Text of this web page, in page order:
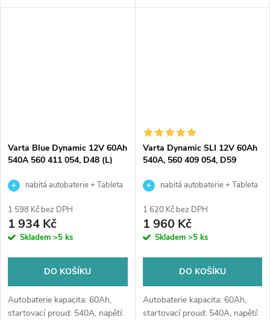
rozměry: 242 x 175 x 190,
Varta Blue Dynamic 12V 60Ah
540A 560 411 054, D48 (L)
nabitá autobaterie + Tableta
výkup staré baterie při doručení
nebo v prodejně Jinočany
1 598 Kč bez DPH
1 934 Kč
Skladem >5 ks
DO KOŠÍKU
Autobaterie kapacita: 60Ah,
startovací proud: 540A, napětí:
Varta Dynamic SLI 12V 60Ah
540A, 560 409 054, D59
nabitá autobaterie + Tableta
výkup staré baterie při doručení
nebo v prodejně Jinočany
1 620 Kč bez DPH
1 960 Kč
Skladem >5 ks
DO KOŠÍKU
Autobaterie kapacita: 60Ah,
startovací proud: 540A, napětí: